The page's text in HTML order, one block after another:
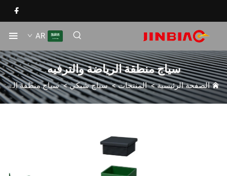
AR
سياج منطقة الرياضة والترفيه
الصفحة الرئيسية>المنتجات>سياج شبكي>سياج منطقة الرياضة والترفيه